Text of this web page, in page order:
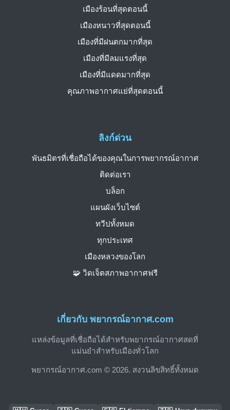
เกี่ยวกับ พยากรณ์อากาศ.com
แหล่งข้อมูลที่เชื่อถือได้สำหรับพยากรณ์อากาศสดที่
แม่นยำสำหรับเมืองทั่วโลก
พยากรณ์อากาศ.com © 2026. สงวนลิขสิทธิ์ทั้งหมด
ลิงก์ด่วน
พันธมิตรที่เชื่อถือได้ของคุณในการพยากรณ์อากาศ
ติดต่อเรา
บล็อก
แผนผังเว็บไซต์
ทวีปทั้งหมด
ทุกประเทศ
เมืองหลวงของโลก
🧩 วิดเจ็ตสภาพอากาศฟรี
เมืองร้อนที่สุดตอนนี้
เมืองหนาวที่สุดตอนนี้
เมืองที่มีฝนตกมากที่สุด
เมืองที่มีลมแรงที่สุด
เมืองที่มีแดดมากที่สุด
คุณภาพอากาศแย่ที่สุดตอนนี้